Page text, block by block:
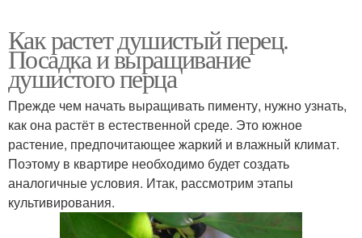
Как растет душистый перец.
Посадка и выращивание
душистого перца
Прежде чем начать выращивать пименту, нужно узнать,
как она растёт в естественной среде. Это южное
растение, предпочитающее жаркий и влажный климат.
Поэтому в квартире необходимо будет создать
аналогичные условия. Итак, рассмотрим этапы
культивирования.